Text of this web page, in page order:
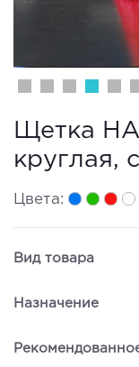
Щетка
круглая,
Цвета:
Вид товара
Назначение